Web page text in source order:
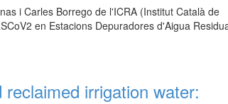
i Carles Borrego de l'ICRA (Institut Català de
en Estacions Depuradores d'Aigua
irrigation water: